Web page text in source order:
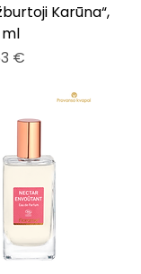
Karūna“,
ml
€